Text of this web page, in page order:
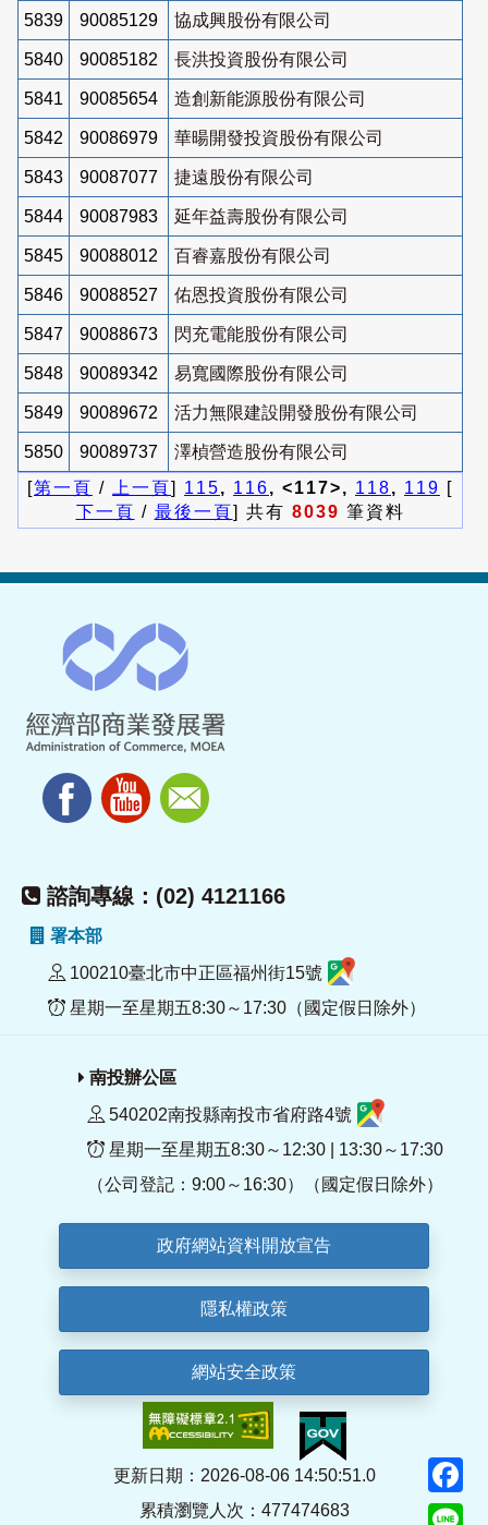
5839 90085129 協成興股份有限公司
5840 90085182 長洪投資股份有限公司
5841 90085654 造創新能源股份有限公司
5842 90086979 華暘開發投資股份有限公司
5843 90087077 捷遠股份有限公司
5844 90087983 延年益壽股份有限公司
5845 90088012 百睿嘉股份有限公司
5846 90088527 佑恩投資股份有限公司
5847 90088673 閃充電能股份有限公司
5848 90089342 易寬國際股份有限公司
5849 90089672 活力無限建設開發股份有限公司
5850 90089737
澤楨營造股份有限公司
[第一頁 / 上一頁] 115, 116, <117>, 118, 119 [
下一頁 / 最後一頁] 共有 8039 筆資料
諮詢專線：(02) 4121166
署本部
100210臺北市中正區福州街15號
星期一至星期五8:30～17:30（國定假日除外）
南投辦公區
540202南投縣南投市省府路4號
星期一至星期五8:30～12:30 | 13:30～17:30
（公司登記：9:00～16:30）（國定假日除外）
政府網站資料開放宣告
隱私權政策
網站安全政策
更新日期：2026-08-06 14:50:51.0
累積瀏覽人次：477474683